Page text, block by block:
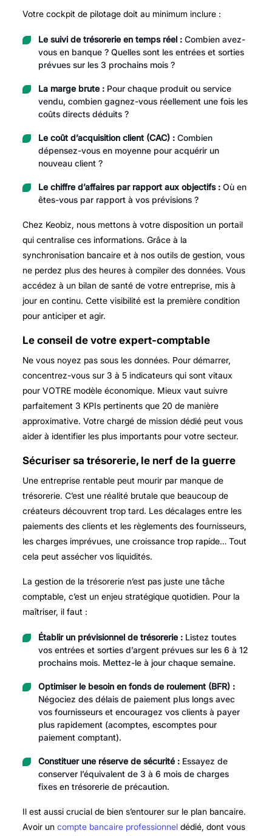
Votre cockpit de pilotage doit au minimum inclure :
Le suivi de trésorerie en temps réel :Combien avez-
vous en banque ? Quelles sont les entrées et sorties
prévues sur les 3 prochains mois ?
La marge brute :Pour chaque produit ou service
vendu, combien gagnez-vous réellement une fois les
coûts directs déduits ?
Le coût d’acquisition client (CAC) :Combien
dépensez-vous en moyenne pour acquérir un
nouveau client ?
Le chiffre d’affaires par rapport aux objectifs :Où en
êtes-vous par rapport à vos prévisions ?
Chez Keobiz, nous mettons à votre disposition un portail
qui centralise ces informations. Grâce à la
synchronisation bancaire et à nos outils de gestion, vous
ne perdez plus des heures à compiler des données. Vous
accédez à un bilan de santé de votre entreprise, mis à
jour en continu. Cette visibilité est la première condition
pour anticiper et agir.
Le conseil de votre expert-comptable
Ne vous noyez pas sous les données. Pour démarrer,
concentrez-vous sur 3 à 5 indicateurs qui sont vitaux
pour VOTRE modèle économique. Mieux vaut suivre
parfaitement 3 KPIs pertinents que 20 de manière
approximative. Votre chargé de mission dédié peut vous
aider à identifier les plus importants pour votre secteur.
Sécuriser sa trésorerie, le nerf de la guerre
Une entreprise rentable peut mourir par manque de
trésorerie. C’est une réalité brutale que beaucoup de
créateurs découvrent trop tard. Les décalages entre les
paiements des clients et les règlements des fournisseurs,
les charges imprévues, une croissance trop rapide… Tout
cela peut assécher vos liquidités.
La gestion de la trésorerie n’est pas juste une tâche
comptable, c’est un enjeu stratégique quotidien. Pour la
maîtriser, il faut :
Établir un prévisionnel de trésorerie :Listez toutes
vos entrées et sorties d’argent prévues sur les 6 à 12
prochains mois. Mettez-le à jour chaque semaine.
Optimiser le besoin en fonds de roulement (BFR) :
Négociez des délais de paiement plus longs avec
vos fournisseurs et encouragez vos clients à payer
plus rapidement (acomptes, escomptes pour
paiement comptant).
Constituer une réserve de sécurité :Essayez de
conserver l’équivalent de 3 à 6 mois de charges
fixes en trésorerie de précaution.
Il est aussi crucial de bien s’entourer sur le plan bancaire.
Avoir un compte bancaire professionneldédié, dont vous